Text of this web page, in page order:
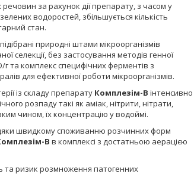
за рахунок дії препарату, з часом у
водоростей, збільшується кількість
стан.
природні штами мікроорганізмів
селекції, без застосування методів генної
г та комплекс специфічних ферментів з
для ефективної роботи мікроорганізмів.
із складу препарату Комплезім-В інтенсивно
розпаду такі як аміак, нітрити, нітрати,
чином, їх концентрацію у водоймі.
швидкому споживанню розчинних форм
В в комплексі з достатньою аерацією
ризик розмноження патогенних